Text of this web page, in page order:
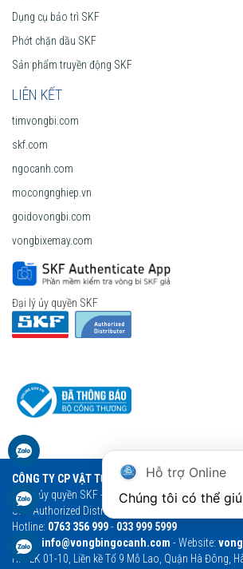
Dụng cụ bảo trì SKF
Phớt chặn dầu SKF
Sản phẩm truyền động SKF
LIÊN KẾT
timvongbi.com
skf.com
ngocanh.com
mocongnghiep.vn
goidovongbi.com
vongbixemay.com
Đại lý ủy quyền SKF
CÔNG TY CP VẬT TƯ THƯƠNG MẠI NGỌC ANH
Đại lý ủy quyền SKF - Vòng bi Ngọc Anh - Vòng bi
SKF Authorized Distributor
Hotline: 0763 356 999- 033 999 5999
Email: info@vongbingocanh.com - Website:
HN: LK 01-10, Liền kề Tổ 9 Mỗ Lao, Quận Hà Đông,
Hỗ trợ Online
Chúng tôi có thể